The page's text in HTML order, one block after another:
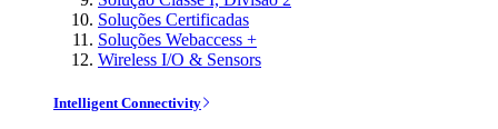
Soluções Certificadas
Soluções Webaccess +
Wireless I/O & Sensors
Intelligent Connectivity